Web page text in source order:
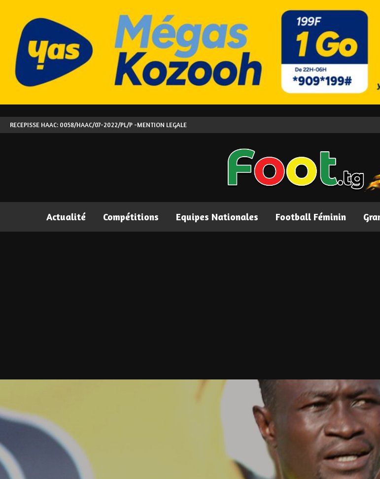
RECEPISSE HAAC: 0058/HAAC/07-2022/PL/P -MENTION LEGALE
Actualité Compétitions Equipes Nationales Football Féminin